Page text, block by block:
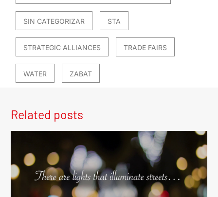
SIN CATEGORIZAR STA
STRATEGIC ALLIANCES TRADE FAIRS
WATER ZABAT
Related posts